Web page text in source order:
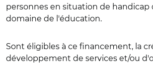
personnes en situation de handicap
domaine de l'éducation.
Sont éligibles à ce financement, la
développement de services et/ou